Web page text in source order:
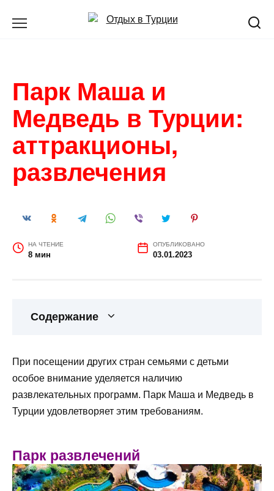
Парк Маша и
Медведь в Турции:
аттракционы,
развлечения
НА ЧТЕНИЕ
8 мин
ОПУБЛИКОВАНО
03.01.2023
Содержание
При посещении других стран семьями с детьми
особое внимание уделяется наличию
развлекательных программ. Парк Маша и Медведь в
Турции удовлетворяет этим требованиям.
Парк развлечений